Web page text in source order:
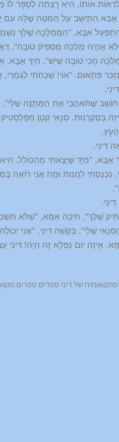
אוֹתוֹ, הִיא רָצְתָה לְסַפֵּר
אַבָּא הִתְיַשֵּׁב עַל הַמִּטָּה שֶׁלָּהּ עִם
אַבָּא, "הַמַּמְלָכָה שֶׁלְּךְ
אֶהְיֶה מַלְכָּה מַסְפִּיק טוֹבָה",
הֲכִי טוֹבָה שֶׁיֵּשׁ", חִיֵּךְ
פִּתְאוֹם. "אוֹי! שָׁכַחְתִּי
חוֹשֵׁב שֶׁתֹּאהֲבִי אֶת הַמַּתָּנָה שֶׁלִּי",
בְּסַקְרָנוּת. סְנָאִי קָטָן
דִּינִי.
אַבָּא, "מִיָּד שֶׁיָּצָאתִי מֵהַכּוֹלֵל.
לַחֲנוּת וּמָה אֲנִי רוֹאֶה
שֶׁלְּךָ", חִיְּכָה אִמָּא, "שֶׁלֹּא
שֶׁלִּי", בִּקְּשָׁה דִּינִי, "אֲנִי
אֵיזֶה יוֹם נִפְלָא זֶה הָיָה! דִּינִי